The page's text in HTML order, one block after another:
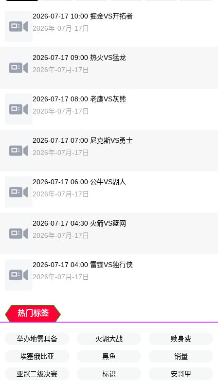
2026-07-17 10:00 掘金VS开拓者
2026年-07月-17日
2026-07-17 09:00 热火VS猛龙
2026年-07月-17日
2026-07-17 08:00 老鹰VS灰熊
2026年-07月-17日
2026-07-17 07:00 尼克斯VS勇士
2026年-07月-17日
2026-07-17 06:00 公牛VS湖人
2026年-07月-17日
2026-07-17 04:30 火箭VS篮网
2026年-07月-17日
2026-07-17 04:00 雷霆VS独行侠
2026年-07月-17日
热门标签
举办地需具备 火湖大战 赎身费
埃塞俄比亚 黑鱼 销量
亚冠二级决赛 标识 安哥甲